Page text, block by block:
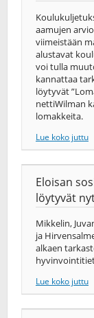
aamujen
viimeistään
alustavat
voi tulla
kannattaa
löytyvät
nettiWilman
lomakkeita.
Lue koko juttu
Eloisan
löytyvät
Mikkelin,
ja
alkaen
Lue koko juttu